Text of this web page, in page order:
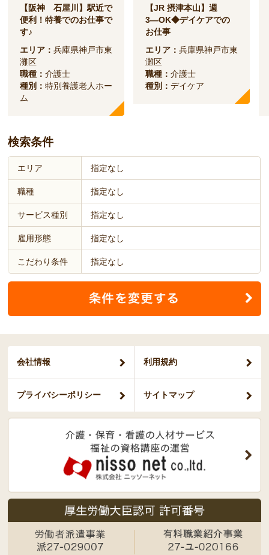
【阪神 石屋川】駅近で
便利！特養でのお仕事で
す♪
エリア：兵庫県神戸市東
灘区
職種：介護士
種別：特別養護老人ホー
ム
【JR 摂津本山】週
3―OK◆デイケアでの
お仕事
エリア：兵庫県神戸市東
灘区
職種：介護士
種別：デイケア
検索条件
エリア 指定なし
職種 指定なし
サービス種別 指定なし
雇用形態 指定なし
こだわり条件 指定なし
会社情報 利用規約
プライバシーポリシー サイトマップ